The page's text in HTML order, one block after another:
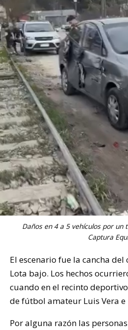
Daños en 4 a 5 vehículos por un
Captura
El escenario fue la cancha
Lota bajo. Los hechos
cuando en el recinto
de fútbol amateur Luis Vera e
Por alguna razón las